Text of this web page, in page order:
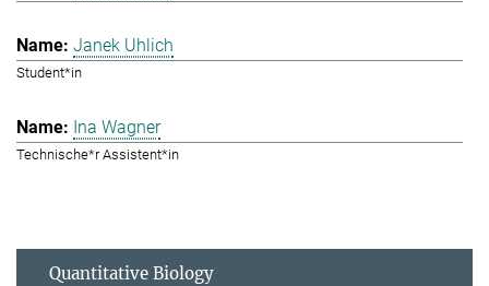
Janek Uhlich
Student*in
Ina Wagner
Technische*r Assistent*in
Quantitative Biology